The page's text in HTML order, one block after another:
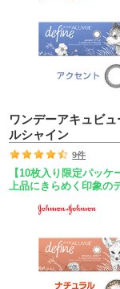
ワンデーアキュビ
ルシャイン
9件
【10枚入り限定パッケ
上品にきらめく印象の